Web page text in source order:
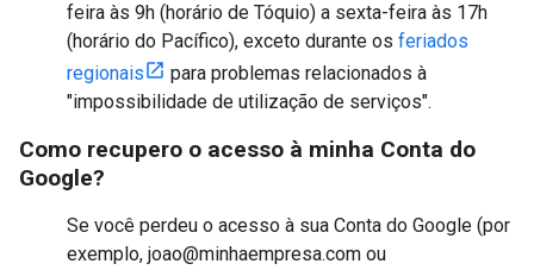
feira às 9h (horário de Tóquio) a sexta-feira às 17h
(horário do Pacífico), exceto durante os feriados
regionais
para problemas relacionados à
"impossibilidade de utilização de serviços".
Como recupero o acesso à minha Conta do
Google?
Se você perdeu o acesso à sua Conta do Google (por
exemplo, joao@minhaempresa.com ou